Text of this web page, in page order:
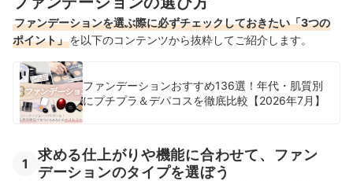
脂性肌向けファンデーションの売れ筋ランキングもチェック！
ファンデーションを選ぶ際に必ずチェックしておきたい「3つの
ポイント」を以下のコンテンツから抜粋してご紹介します。
ファンデーションおすすめ136選！年代・肌質別
にプチプラ＆デパコスを徹底比較【2026年7月】
1
求める仕上がりや機能に合わせて、ファン
デーションのタイプを選ぼう